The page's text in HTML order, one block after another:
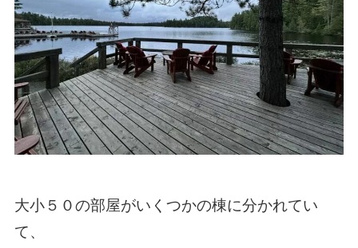
大小５０の部屋がいくつかの棟に分かれてい
て、